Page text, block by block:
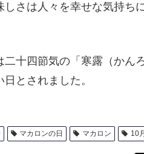
しさは人々を幸せな気持ち
二十四節気の「寒露（かん
とされました。
マカロンの日 マカロン 10